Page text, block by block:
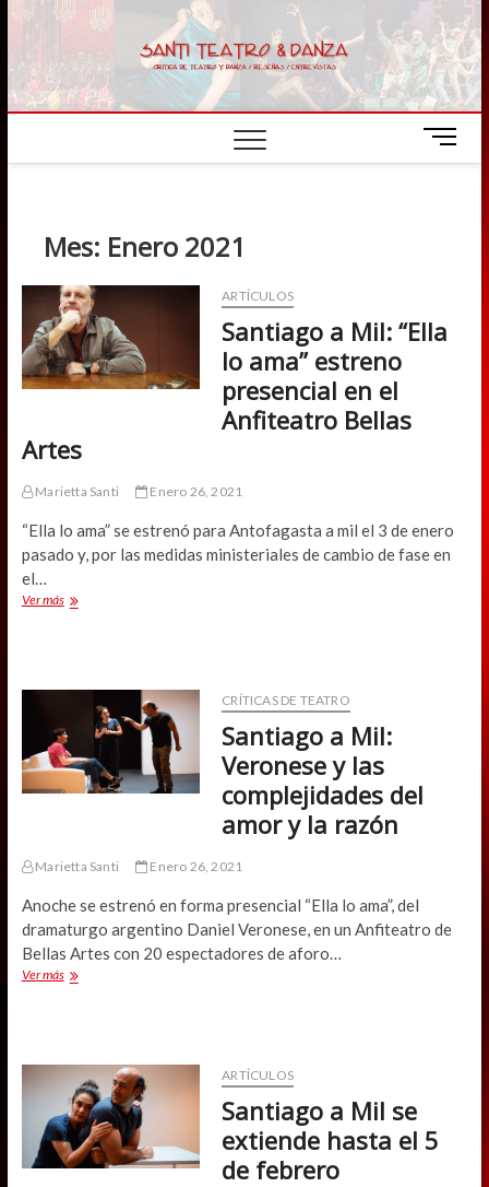
content
M
e
o
Mes: Enero 2021
ARTÍCULOS
Santiago a Mil: “Ella
lo ama” estreno
presencial en el
Anfiteatro Bellas
Artes
Marietta Santi Enero 26, 2021
“Ella lo ama” se estrenó para Antofagasta a mil el 3 de enero
pasado y, por las medidas ministeriales de cambio de fase en
el…
Ver másSantiago
estreno
presencial
en
el
Anfiteatro
CRÍTICAS DE TEATRO
Santiago a Mil:
Veronese y las
complejidades del
amor y la razón
Marietta Santi Enero 26, 2021
Anoche se estrenó en forma presencial “Ella lo ama”, del
dramaturgo argentino Daniel Veronese, en un Anfiteatro de
Bellas Artes con 20 espectadores de aforo…
Ver másSantiago
complejidades
del
amor
y
la
ARTÍCULOS
Santiago a Mil se
extiende hasta el 5
de febrero